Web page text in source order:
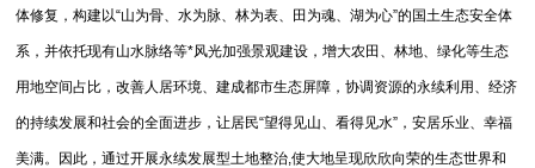
体修复，构建以“山为骨、水为脉、林为表、田为魂、湖为心”的国土生态安全体
系，并依托现有山水脉络等*风光加强景观建设，增大农田、林地、绿化等生态
用地空间占比，改善人居环境、建成都市生态屏障，协调资源的永续利用、经济
的持续发展和社会的全面进步，让居民“望得见山、看得见水”，安居乐业、幸福
美满。因此，通过开展永续发展型土地整治,使大地呈现欣欣向荣的生态世界和